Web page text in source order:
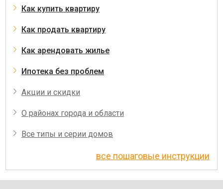
Как купить квартиру
Как продать квартиру
Как арендовать жилье
Ипотека без проблем
Акции и скидки
О районах города и области
Все типы и серии домов
все пошаговые инструкции